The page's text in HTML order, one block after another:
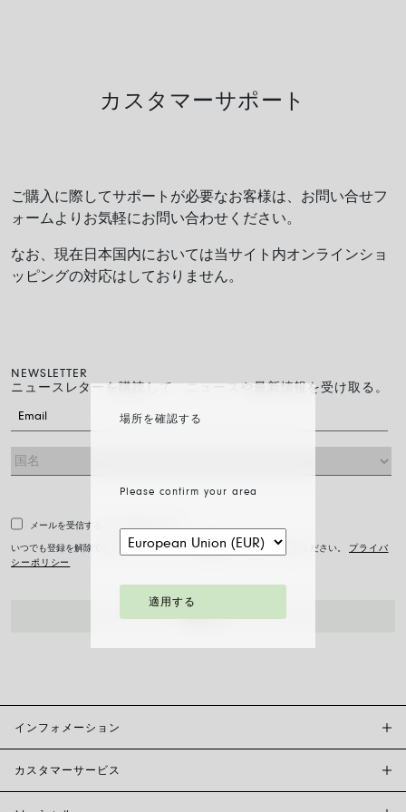
場所を確認する
Please confirm your area
適用する
カスタマーサポート
ご購入に際してサポートが必要なお客様は、お問い合せフ
ォームよりお気軽にお問い合わせください。
なお、現在日本国内においては当サイト内オンラインショ
ッピングの対応はしておりません。
NEWSLETTER
ニュースレターを購読して、ニュースや最新情報を受け取る。
メールを受信することに同意します。
いつでも登録を解除できます。プライバシーの詳細については、をご覧ください。 プライバ
シーポリシー
インフォメーション
カスタマーサービス